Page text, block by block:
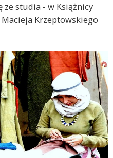
studia - w Książnicy
Krzeptowskiego